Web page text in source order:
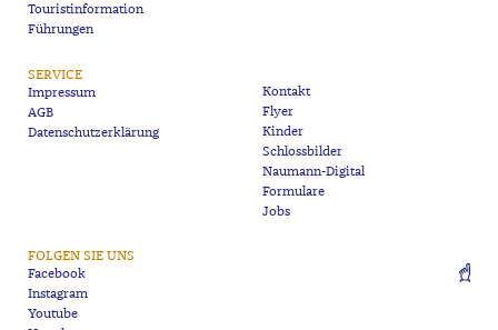
Touristinformation
Führungen
SERVICE
Impressum
AGB
Datenschutzerklärung
Kontakt
Flyer
Kinder
Schlossbilder
Naumann-Digital
Formulare
Jobs
FOLGEN SIE UNS
Facebook
Instagram
Youtube